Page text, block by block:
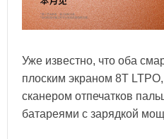
Уже известно, что оба
плоским экраном 8T
сканером отпечатков
батареями с зарядкой